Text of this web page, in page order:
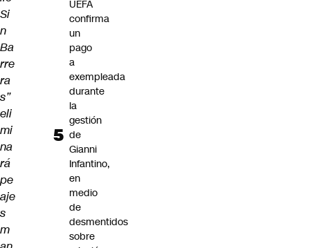
Si
n
Ba
rre
ra
s”
eli
mi
na
rá
pe
aje
s
m
UEFA
confirma
un
pago
a
exempleada
durante
la
gestión
de
Gianni
Infantino,
en
medio
de
desmentidos
sobre